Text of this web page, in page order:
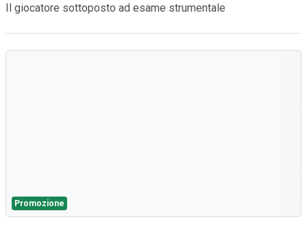
Il giocatore sottoposto ad esame strumentale
Promozione